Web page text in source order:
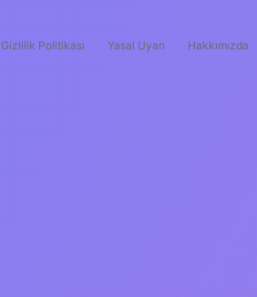
Gizlilik Politikası Yasal Uyarı Hakkımızda